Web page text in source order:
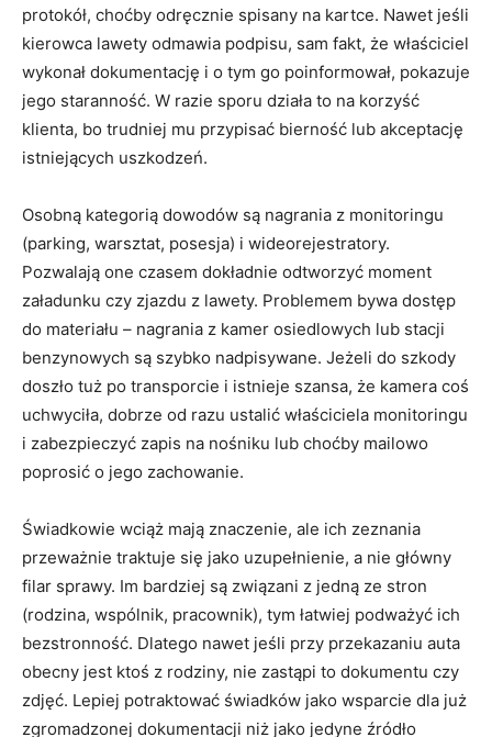
protokół, choćby odręcznie spisany na kartce. Nawet jeśli
kierowca lawety odmawia podpisu, sam fakt, że właściciel
wykonał dokumentację i o tym go poinformował, pokazuje
jego staranność. W razie sporu działa to na korzyść
klienta, bo trudniej mu przypisać bierność lub akceptację
istniejących uszkodzeń.
Osobną kategorią dowodów są nagrania z monitoringu
(parking, warsztat, posesja) i wideorejestratory.
Pozwalają one czasem dokładnie odtworzyć moment
załadunku czy zjazdu z lawety. Problemem bywa dostęp
do materiału – nagrania z kamer osiedlowych lub stacji
benzynowych są szybko nadpisywane. Jeżeli do szkody
doszło tuż po transporcie i istnieje szansa, że kamera coś
uchwyciła, dobrze od razu ustalić właściciela monitoringu
i zabezpieczyć zapis na nośniku lub choćby mailowo
poprosić o jego zachowanie.
Świadkowie wciąż mają znaczenie, ale ich zeznania
przeważnie traktuje się jako uzupełnienie, a nie główny
filar sprawy. Im bardziej są związani z jedną ze stron
(rodzina, wspólnik, pracownik), tym łatwiej podważyć ich
bezstronność. Dlatego nawet jeśli przy przekazaniu auta
obecny jest ktoś z rodziny, nie zastąpi to dokumentu czy
zdjęć. Lepiej potraktować świadków jako wsparcie dla już
zgromadzonej dokumentacji niż jako jedyne źródło